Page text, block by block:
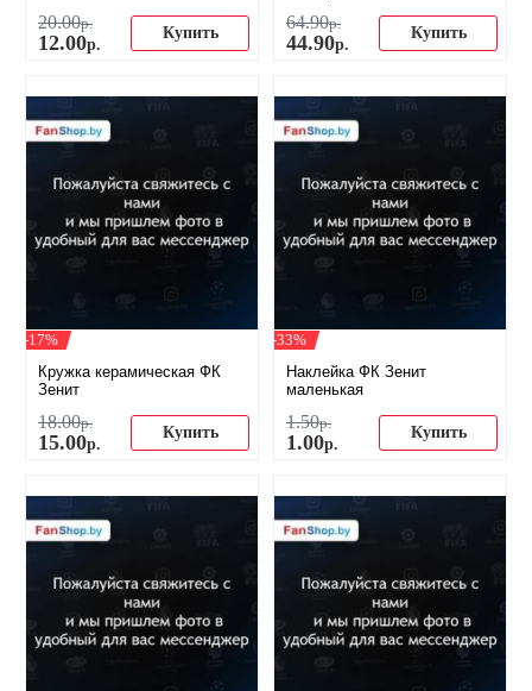
20.00р.
12.00р.
Купить
64.90р.
44.90р.
Купить
-17%
Кружка керамическая ФК
Зенит
18.00р.
15.00р.
Купить
-33%
Наклейка ФК Зенит
маленькая
1.50р.
1.00р.
Купить